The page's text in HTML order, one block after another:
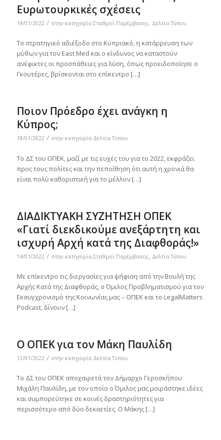
Ευρωτουρκικές σχέσεις
19/01/2022 / στην κατηγορία Σταθμοί Παρέμβασης, Δελτία Τύπου
Το στρατηγικό αδιέξοδο στο Κυπριακό, η κατάρρευση των
μύθων για τον East Med και ο κίνδυνος να καταστούν
ανέφικτες οι προσπάθειες για λύση, όπως προειδοποίησε ο
Γκουτέρες, βρίσκονται στο επίκεντρο […]
Ποιον Πρόεδρο έχει ανάγκη η
Κύπρος;
18/01/2022 / στην κατηγορία Δελτία Τύπου
Το ΔΣ του ΟΠΕΚ, μαζί με τις ευχές του για το 2022, εκφράζει
προς τους πολίτες και την πεποίθηση ότι αυτή η χρονιά θα
είναι πολύ καθοριστική για το μέλλον […]
ΔΙΑΔΙΚΤΥΑΚΗ ΣΥΖΗΤΗΣΗ ΟΠΕΚ
«Γιατί διεκδικούμε ανεξάρτητη και
ισχυρή Αρχή κατά της Διαφθοράς!»
14/01/2022 / στην κατηγορία Σταθμοί Παρέμβασης, Δελτία Τύπου
Με επίκεντρο τις διεργασίες για ψήφιση από την Βουλή της
Αρχής Κατά της Διαφθοράς, ο Όμιλος Προβληματισμού για τον
Εκσυγχρονισμό της Κοινωνίας μας – ΟΠΕΚ και το LegalMatters
Podcast, δίνουν […]
Ο ΟΠΕΚ για τον Μάκη Παυλίδη
12/01/2022 / στην κατηγορία Δελτία Τύπου
Το ΔΣ του ΟΠΕΚ αποχαιρετά τον Δήμαρχο Γεροσκήπου
Μιχάλη Παυλίδη, με τον οποίο ο Όμιλος μας μοιράστηκε ιδέες
και συμπορεύτηκε σε κοινές δραστηριότητες για
περισσότερο από δύο δεκαετίες. Ο Μάκης […]